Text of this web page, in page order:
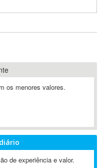
os menores valores.
de experiência e valor.